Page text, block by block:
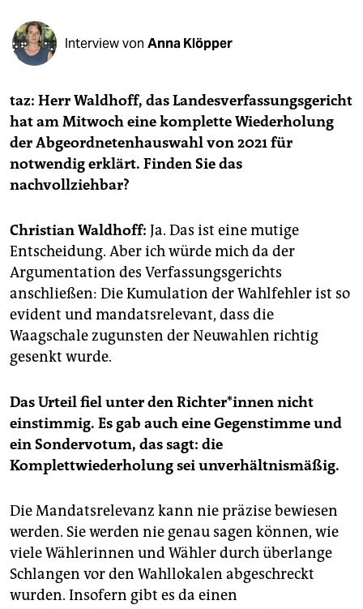
fragen & hilfe
unterstützen
genossenschaft
epaper login
Interview von Anna Klöpper
taz: Herr Waldhoff, das Landesverfassungsgericht
hat am Mitwoch eine komplette Wiederholung
der Abgeordnetenhauswahl von 2021 für
notwendig erklärt. Finden Sie das
nachvollziehbar?
Christian Waldhoff: Ja. Das ist eine mutige
Entscheidung. Aber ich würde mich da der
Argumentation des Verfassungsgerichts
anschließen: Die Kumulation der Wahlfehler ist so
evident und mandatsrelevant, dass die
Waagschale zugunsten der Neuwahlen richtig
gesenkt wurde.
Das Urteil fiel unter den Rich­te­r*in­nen nicht
einstimmig. Es gab auch eine Gegenstimme und
ein Sondervotum, das sagt: die
Komplettwiederholung sei unverhältnismäßig.
Die Mandatsrelevanz kann nie präzise bewiesen
werden. Sie werden nie genau sagen können, wie
viele Wählerinnen und Wähler durch überlange
Schlangen vor den Wahllokalen abgeschreckt
wurden. Insofern gibt es da einen